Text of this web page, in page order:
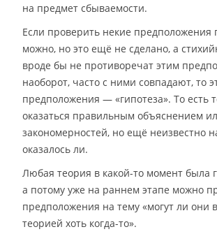
на предмет сбываемости.
Если проверить некие предположения
можно, но это ещё не сделано, а
вроде бы не противоречат этим
наоборот, часто с ними совпадают, то
предположения — «гипотеза». То есть
оказаться правильным объяснением
закономерностей, но ещё неизвестно
оказалось ли.
Любая теория в какой-то момент была
а потому уже на раннем этапе можно
предположения на тему «могут ли они
теорией хоть когда-то».